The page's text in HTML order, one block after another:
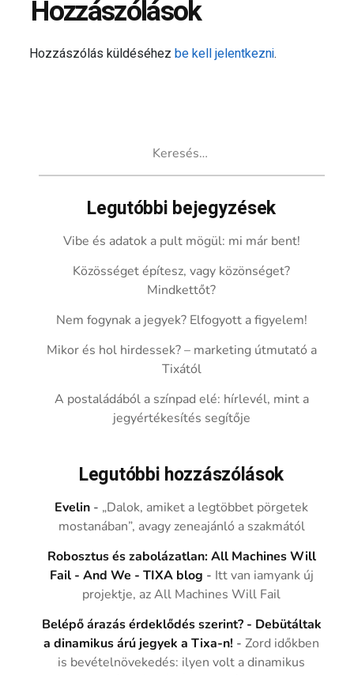
Hozzászólások
Hozzászólás küldéséhezbe kell jelentkezni.
Legutóbbi bejegyzések
Vibe és adatok a pult mögül: mi már bent!
Közösséget építesz, vagy közönséget?
Mindkettőt?
Nem fogynak a jegyek? Elfogyott a figyelem!
Mikor és hol hirdessek? – marketing útmutató a
Tixától
A postaládából a színpad elé: hírlevél, mint a
jegyértékesítés segítője
Legutóbbi hozzászólások
Evelin - „Dalok, amiket a legtöbbet pörgetek
mostanában”, avagy zeneajánló a szakmától
Robosztus és zabolázatlan: All Machines Will
Fail - And We - TIXA blog - Itt van iamyank új
projektje, az All Machines Will Fail
Belépő árazás érdeklődés szerint? - Debütáltak
a dinamikus árú jegyek a Tixa-n! -Zord időkben
is bevételnövekedés: ilyen volt a dinamikus